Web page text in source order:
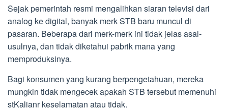
Sejak pemerintah resmi mengalihkan siaran televisi dari
analog ke digital, banyak merk STB baru muncul di
pasaran. Beberapa dari merk-merk ini tidak jelas asal-
usulnya, dan tidak diketahui pabrik mana yang
memproduksinya.
Bagi konsumen yang kurang berpengetahuan, mereka
mungkin tidak mengecek apakah STB tersebut memenuhi
stKalianr keselamatan atau tidak.